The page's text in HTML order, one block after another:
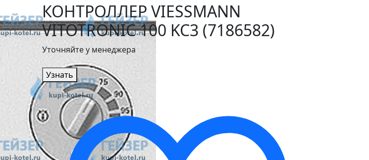
КОНТРОЛЛЕР VIESSMANN
VITOTRONIC 100 KC3 (7186582)
Уточняйте у менеджера
Узнать